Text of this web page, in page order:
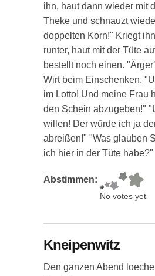
ihn, haut dann wieder mit
Theke und schnauzt
doppelten Korn!" Kriegt
runter, haut mit der Tüte
bestellt noch einen.
Wirt beim Einschenken.
im Lotto! Und meine Frau
den Schein abzugeben!"
willen! Der würde ich ja
abreißen!" "Was glauben
ich hier in der Tüte habe?"
Abstimmen:
No votes yet
Kneipenwitz
Den ganzen Abend